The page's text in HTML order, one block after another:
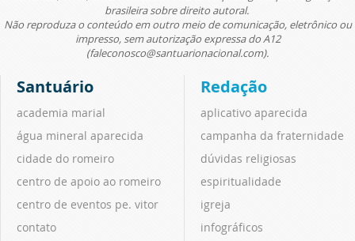
brasileira sobre direito autoral.
Não reproduza o conteúdo em outro meio de comunicação, eletrônico ou
impresso, sem autorização expressa do A12
(faleconosco@santuarionacional.com).
Santuário
academia marial
água mineral aparecida
cidade do romeiro
centro de apoio ao romeiro
centro de eventos pe. vitor
contato
Redação
aplicativo aparecida
campanha da fraternidade
dúvidas religiosas
espiritualidade
igreja
infográficos